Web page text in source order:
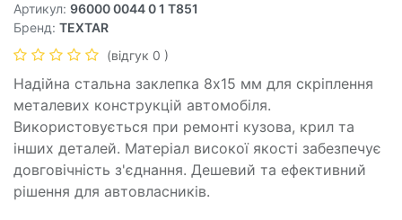
Артикул: 96000 0044 0 1 T851
Бренд: TEXTAR
(відгук 0 )
Надійна стальна заклепка 8х15 мм для скріплення
металевих конструкцій автомобіля.
Використовується при ремонті кузова, крил та
інших деталей. Матеріал високої якості забезпечує
довговічність з'єднання. Дешевий та ефективний
рішення для автовласників.